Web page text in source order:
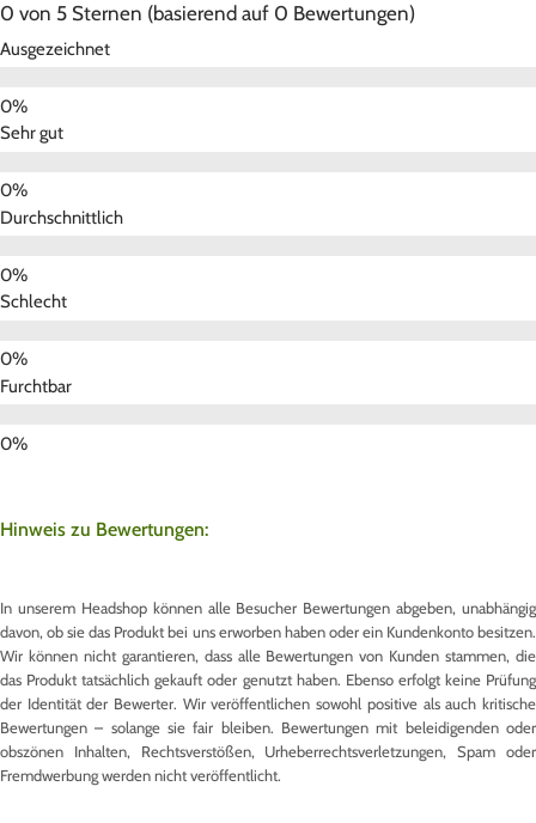
0 von 5 Sternen (basierend auf 0 Bewertungen)
Ausgezeichnet
Sehr gut
Durchschnittlich
Schlecht
Furchtbar
Hinweis zu Bewertungen:
In unserem Headshop können alle Besucher Bewertungen abgeben, unabhängig
davon, ob sie das Produkt bei uns erworben haben oder ein Kundenkonto besitzen.
Wir können nicht garantieren, dass alle Bewertungen von Kunden stammen, die
das Produkt tatsächlich gekauft oder genutzt haben. Ebenso erfolgt keine Prüfung
der Identität der Bewerter. Wir veröffentlichen sowohl positive als auch kritische
Bewertungen – solange sie fair bleiben. Bewertungen mit beleidigenden oder
obszönen Inhalten, Rechtsverstößen, Urheberrechtsverletzungen, Spam oder
Fremdwerbung werden nicht veröffentlicht.